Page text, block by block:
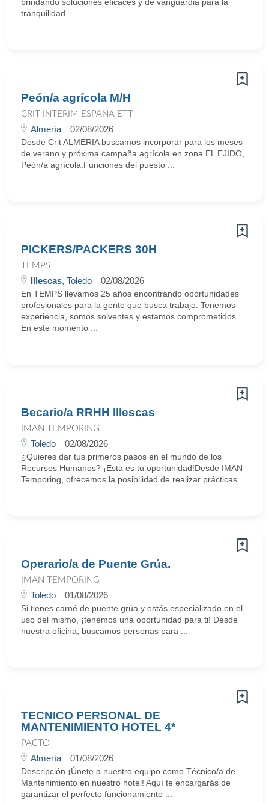
tranquilidad ...
Peón/a agrícola M/H
CRIT INTERIM ESPAÑA ETT
Almería 02/08/2026
Desde Crit ALMERIA buscamos incorporar para los meses
de verano y próxima campaña agrícola en zona EL EJIDO,
Peón/a agrícola.Funciones del puesto ...
PICKERS/PACKERS 30H
TEMPS
Illescas, Toledo 02/08/2026
En TEMPS llevamos 25 años encontrando oportunidades
profesionales para la gente que busca trabajo. Tenemos
experiencia, somos solventes y estamos comprometidos.
En este momento ...
Becario/a RRHH Illescas
IMAN TEMPORING
Toledo 02/08/2026
¿Quieres dar tus primeros pasos en el mundo de los
Recursos Humanos? ¡Esta es tu oportunidad!Desde IMAN
Temporing, ofrecemos la posibilidad de realizar prácticas ...
Operario/a de Puente Grúa.
IMAN TEMPORING
Toledo 01/08/2026
Si tienes carné de puente grúa y estás especializado en el
uso del mismo, ¡tenemos una oportunidad para ti! Desde
nuestra oficina, buscamos personas para ...
TECNICO PERSONAL DE
MANTENIMIENTO HOTEL 4*
PACTO
Almería 01/08/2026
Descripción ¡Únete a nuestro equipo como Técnico/a de
Mantenimiento en nuestro hotel! Aquí te encargarás de
garantizar el perfecto funcionamiento ...